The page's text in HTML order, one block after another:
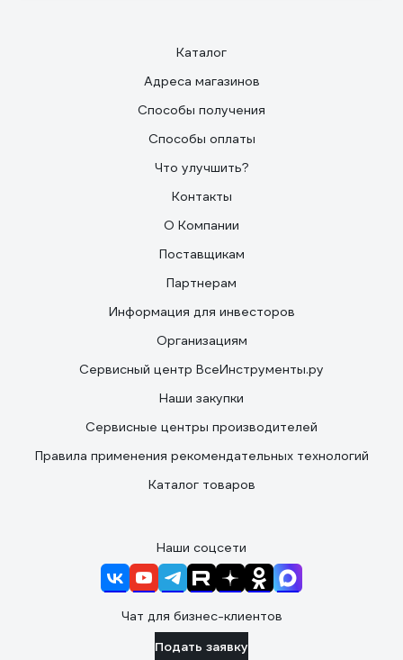
Каталог
Адреса магазинов
Способы получения
Способы оплаты
Что улучшить?
Контакты
О Компании
Поставщикам
Партнерам
Информация для инвесторов
Организациям
Сервисный центр ВсеИнструменты.ру
Наши закупки
Сервисные центры производителей
Правила применения рекомендательных технологий
Каталог товаров
Наши соцсети
Чат для бизнес-клиентов
Подать заявку